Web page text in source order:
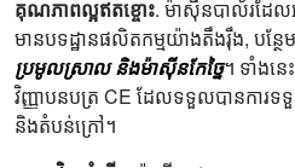
គុណភាពល្អឥតខ្ចោះ. ម៉ាស៊ីនបាល័រដែ
មានបទដ្ឋានផលិតកម្មយ៉ាងតឹងរ៉ឹង, បន្
ប្រមូលស្រាល និងម៉ាស៊ីនកែច្នៃ។ ទាំងន
វិញ្ញាបនបត្រ CE ដែលទទួលបានការ
និងតំបន់ក្រៅ។